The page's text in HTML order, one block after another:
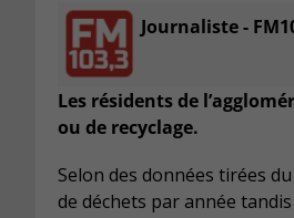
Journaliste -
Les résidents de
ou de recyclage.
Selon des données tirées
de déchets par année